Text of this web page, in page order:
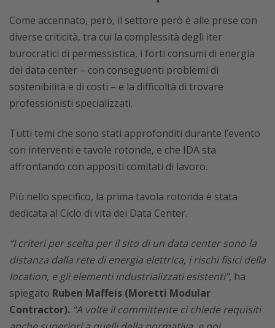
Come accennato, però, il settore però è alle prese con
diverse criticità, tra cui la complessità degli iter
burocratici di permessistica, i forti consumi di energia
dei data center – con conseguenti problemi di
sostenibilità e di costi – e la difficoltà di trovare
professionisti specializzati.
Tutti temi che sono stati approfonditi durante l’evento
con interventi e tavole rotonde, e che IDA sta
affrontando con appositi comitati di lavoro.
Più nello specifico, la prima tavola rotonda è stata
dedicata al Ciclo di vita dei Data Center.
“I criteri per scelta per il sito di un data center sono la
distanza dalla rete di energia elettrica, i rischi fisici della
location, e gli elementi industrializzati esistenti”, ha
spiegato Ruben Maffeis (Moretti Modular
Contractor). “A volte il committente ci chiede requisiti